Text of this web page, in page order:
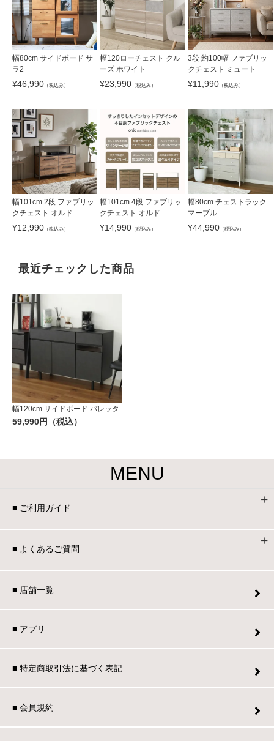
幅80cm サイドボード サ
ラ2
¥46,990 （税込み）
幅120ローチェスト クル
ーズ ホワイト
¥23,990 （税込み）
3段 約100幅 ファブリッ
クチェスト ミュート
¥11,990（税込み）
幅101cm 2段 ファブリッ
クチェスト オルド
¥12,990 （税込み）
幅101cm 4段 ファブリッ
クチェスト オルド
¥14,990 （税込み）
幅80cm チェストラック
マーブル
¥44,990（税込み）
最近チェックした商品
幅120cm サイドボード バレッタ
59,990円（税込）
MENU
■ ご利用ガイド
■ よくあるご質問
■ 店舗一覧
■ アプリ
■ 特定商取引法に基づく表記
■ 会員規約